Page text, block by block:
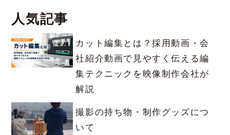
人気記事
カット編集とは？採用動画・会
社紹介動画で見やすく伝える編
集テクニックを映像制作会社が
解説
撮影の持ち物・制作グッズにつ
いて